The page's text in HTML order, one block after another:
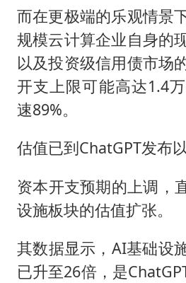
而在更极端的乐观情景
规模云计算企业自身的
以及投资级信用债市场
开支上限可能高达1.4
速89%。
估值已到ChatGPT发布
资本开支预期的上调，
设施板块的估值扩张。
其数据显示，AI基础设
已升至26倍，是